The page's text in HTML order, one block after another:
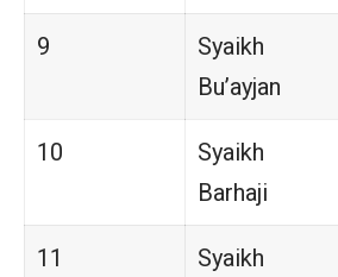
9
Syaikh
Bu’ayjan
10
Syaikh
Barhaji
11
Syaikh